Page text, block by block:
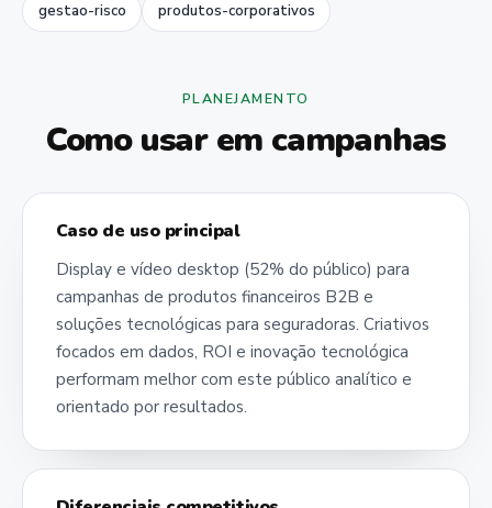
gestao-risco produtos-corporativos
PLANEJAMENTO
Como usar em campanhas
Caso de uso principal
Display e vídeo desktop (52% do público) para
campanhas de produtos financeiros B2B e
soluções tecnológicas para seguradoras. Criativos
focados em dados, ROI e inovação tecnológica
performam melhor com este público analítico e
orientado por resultados.